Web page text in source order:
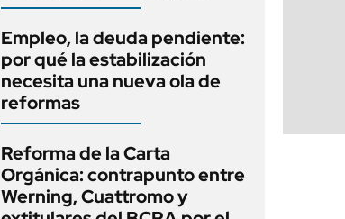
Empleo, la deuda pendiente:
por qué la estabilización
necesita una nueva ola de
reformas
Reforma de la Carta
Orgánica: contrapunto entre
Werning, Cuattromo y